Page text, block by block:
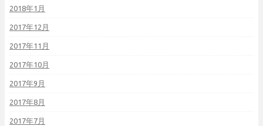
2018年1月
2017年12月
2017年11月
2017年10月
2017年9月
2017年8月
2017年7月